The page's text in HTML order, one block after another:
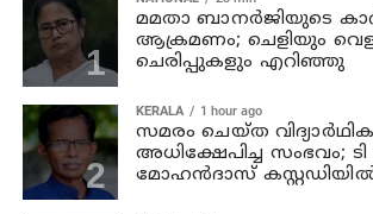
മമതാ ബാനർജിയുടെ
ആക്രമണം; ചെളിയും
ചെരിപ്പുകളും എറിഞ്ഞു
KERALA 1 hour ago
സമരം ചെയ്ത
അധിക്ഷേപിച്ച സംഭവം; ടി
മോഹന്‍ദാസ്